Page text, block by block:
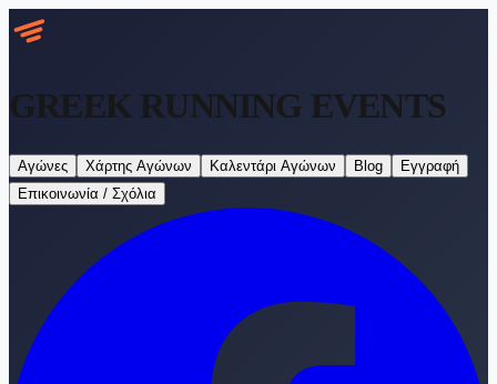
GREEK RUNNING EVENTS
Αγώνες Χάρτης Αγώνων Καλεντάρι Αγώνων Blog
Εγγραφή
Επικοινωνία / Σχόλια